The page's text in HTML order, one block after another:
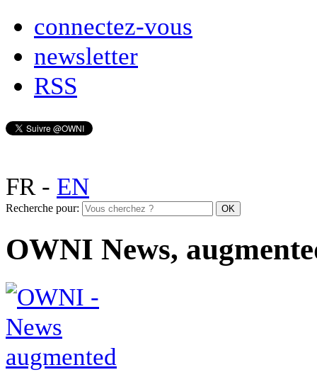
connectez-vous
newsletter
RSS
FR- EN
Recherche pour:
OWNI News,